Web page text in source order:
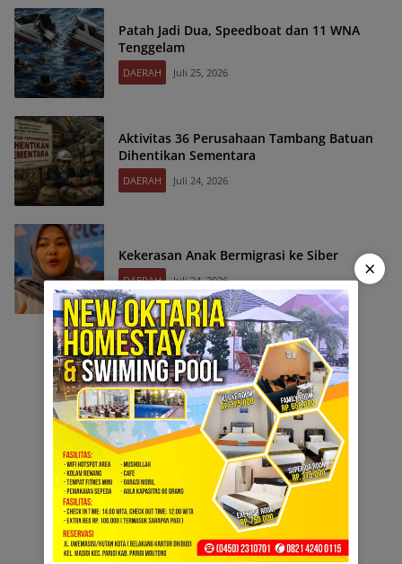
Patah Jadi Dua, Speedboat dan 11 WNA
Tenggelam
DAERAH Juli 25, 2026
Aktivitas 36 Perusahaan Tambang Batuan
Dihentikan Sementara
DAERAH Juli 24, 2026
Kekerasan Anak Bermigrasi ke Siber
DAERAH Juli 24, 2026 ×